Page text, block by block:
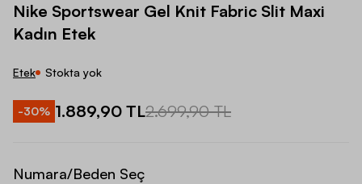
Nike Sportswear Gel Knit Fabric Slit Maxi
Kadın Etek
Etek Stokta yok
-30% 1.889,90 TL2.699,90 TL
Numara/Beden Seç